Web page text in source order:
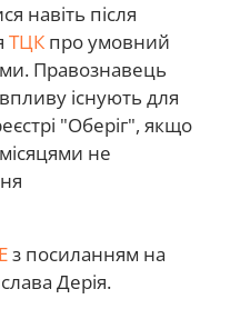
навіть після
ТЦК про умовний
Правознавець
існують для
"Оберіг", якщо
не
з посиланням на
Дерія.